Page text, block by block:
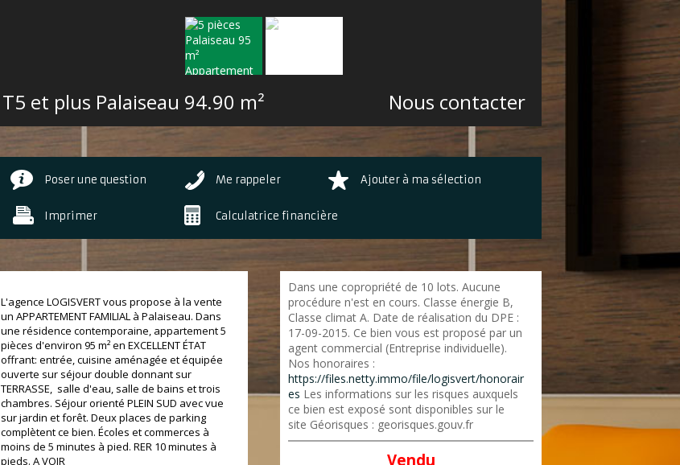
T5 et plus Palaiseau 94.90 m² Nous contacter
Poser une question Me rappeler Ajouter à ma sélection
Imprimer Calculatrice financière
L'agence LOGISVERT vous propose à la vente
un APPARTEMENT FAMILIAL à Palaiseau. Dans
une résidence contemporaine, appartement 5
pièces d'environ 95 m² en EXCELLENT ÉTAT
offrant: entrée, cuisine aménagée et équipée
ouverte sur séjour double donnant sur
TERRASSE, salle d'eau, salle de bains et trois
chambres. Séjour orienté PLEIN SUD avec vue
sur jardin et forêt. Deux places de parking
complètent ce bien. Écoles et commerces à
moins de 5 minutes à pied. RER 10 minutes à
pieds. A VOIR
Dans une copropriété de 10 lots. Aucune
procédure n'est en cours. Classe énergie B,
Classe climat A. Date de réalisation du DPE :
17-09-2015. Ce bien vous est proposé par un
agent commercial (Entreprise individuelle).
Nos honoraires :
https://files.netty.immo/file/logisvert/honorair
es Les informations sur les risques auxquels
ce bien est exposé sont disponibles sur le
site Géorisques : georisques.gouv.fr
Vendu